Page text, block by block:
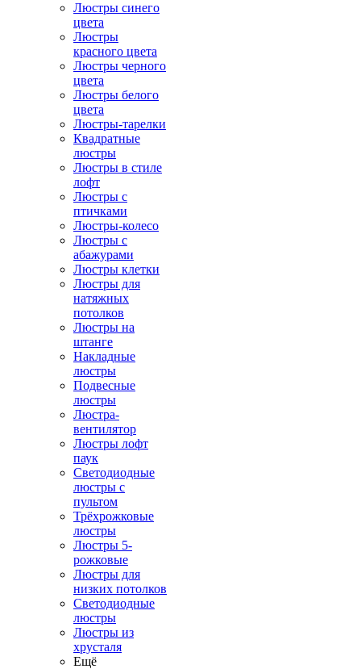
Люстры синего
цвета
Люстры
красного цвета
Люстры черного
цвета
Люстры белого
цвета
Люстры-тарелки
Квадратные
люстры
Люстры в стиле
лофт
Люстры с
птичками
Люстры-колесо
Люстры с
абажурами
Люстры клетки
Люстры для
натяжных
потолков
Люстры на
штанге
Накладные
люстры
Подвесные
люстры
Люстра-
вентилятор
Люстры лофт
паук
Светодиодные
люстры с
пультом
Трёхрожковые
люстры
Люстры 5-
рожковые
Люстры для
низких потолков
Cветодиодные
люстры
Люстры из
хрусталя
Ещё